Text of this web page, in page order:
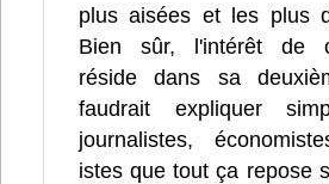
plus aisées et les plus
Bien sûr, l'intérêt de
réside dans sa
faudrait expliquer
journalistes,
istes que tout ça repose